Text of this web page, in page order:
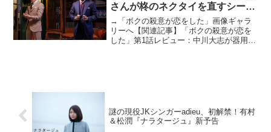
さんが柊のネクタイを直すシーン
にほっこり（※ストーリーネタバ
レあり）
→「ボクの殺意が恋をした」画像ギャラ
リーへ【関連記事】「ボクの殺意が恋を
した」第1話レビュー：中川大志が器用に
謎の現役JKシンガーadieu、初解禁！有村
＆松潤『ナラタージュ』新予告